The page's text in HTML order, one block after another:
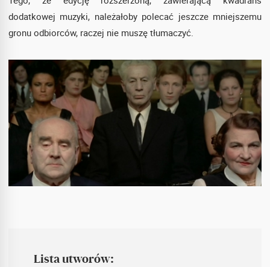
dodatkowej muzyki, należałoby polecać jeszcze mniejszemu
gronu odbiorców, raczej nie muszę tłumaczyć.
Lista utworów: